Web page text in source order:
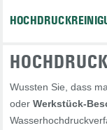
Für die optimale
Wussten Sie, dass
oder Werkstück-